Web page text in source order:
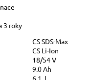
3 roky
CS SDS-Max
CS Li-Ion
18/54 V
9.0 Ah
6.1 J